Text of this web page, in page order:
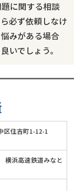
に関する相談
必ず依頼しなけ
みがある場合
いでしょう。
区住吉町1-12-1
横浜高速鉄道みなと